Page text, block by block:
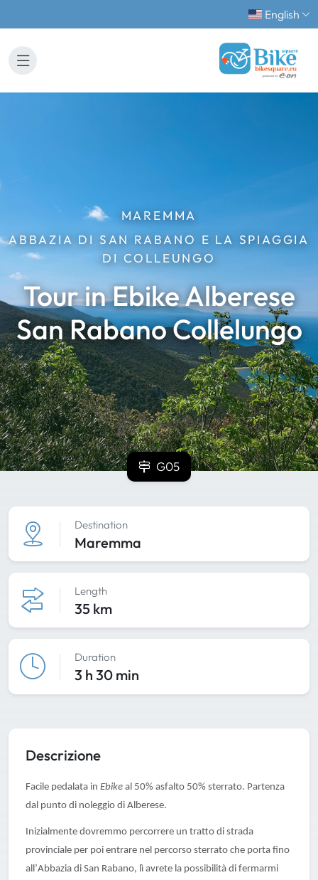
English
MAREMMA
ABBAZIA DI SAN RABANO E LA SPIAGGIA
DI COLLEUNGO
Tour in Ebike Alberese
San Rabano Collelungo
G05
Destination
Maremma
Length
35 km
Duration
3 h 30 min
Descrizione
Facile pedalata in Ebike al 50% asfalto 50% sterrato. Partenza
dal punto di noleggio di Alberese.
Inizialmente dovremmo percorrere un tratto di strada
provinciale per poi entrare nel percorso sterrato che porta fino
all’Abbazia di San Rabano, lì avrete la possibilità di fermarmi